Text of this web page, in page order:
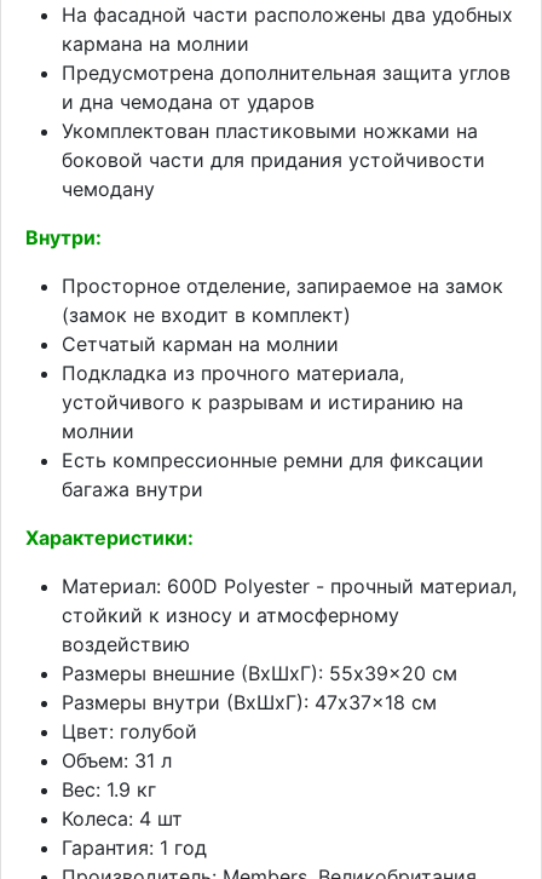
На фасадной части расположены два удобных
кармана на молнии
Предусмотрена дополнительная защита углов
и дна чемодана от ударов
Укомплектован пластиковыми ножками на
боковой части для придания устойчивости
чемодану
Внутри:
Просторное отделение, запираемое на замок
(замок не входит в комплект)
Сетчатый карман на молнии
Подкладка из прочного материала,
устойчивого к разрывам и истиранию на
молнии
Есть компрессионные ремни для фиксации
багажа внутри
Характеристики:
Материал: 600D Polyester - прочный материал,
стойкий к износу и атмосферному
воздействию
Размеры внешние (ВхШхГ): 55x39x20 см
Размеры внутри (ВхШхГ): 47x37x18 см
Цвет: голубой
Объем: 31 л
Вес: 1.9 кг
Колеса: 4 шт
Гарантия: 1 год